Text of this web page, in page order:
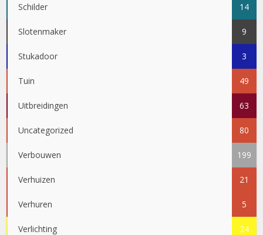
Schilder 14
Slotenmaker 9
Stukadoor 3
Tuin 49
Uitbreidingen 63
Uncategorized 80
Verbouwen 199
Verhuizen 21
Verhuren 5
Verlichting 24